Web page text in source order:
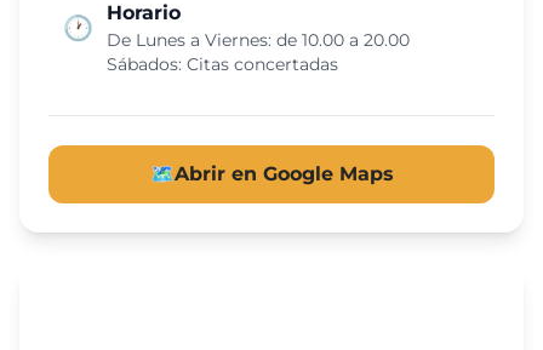
🕐
Horario
De Lunes a Viernes: de 10.00 a 20.00
Sábados: Citas concertadas
🗺️Abrir en Google Maps